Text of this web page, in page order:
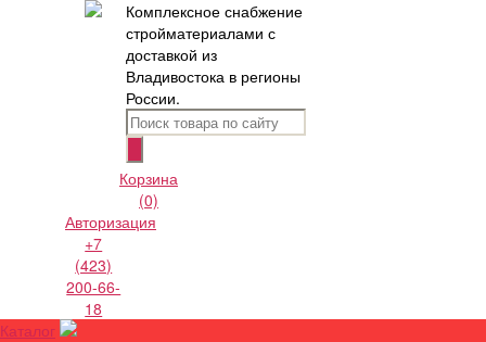
Комплексное снабжение
стройматериалами с
доставкой из
Владивостока в регионы
России.
Корзина
(0)
Авторизация
+7
(423)
200-66-
18
Каталог